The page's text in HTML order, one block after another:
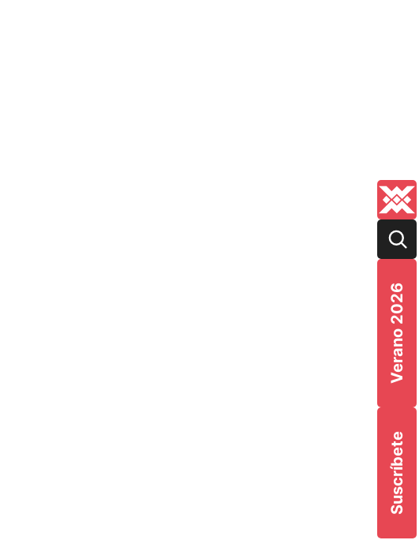
Suscríbete
Verano 2026